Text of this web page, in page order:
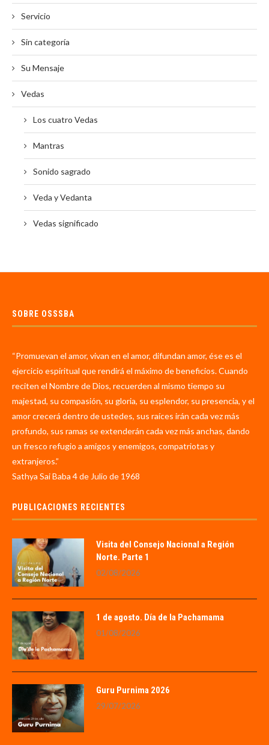
Servicio
Sin categoría
Su Mensaje
Vedas
Los cuatro Vedas
Mantras
Sonido sagrado
Veda y Vedanta
Vedas significado
SOBRE OSSSBA
“Promuevan el amor, vivan en el amor, difundan amor, ése es el
ejercicio espiritual que rendirá el máximo de beneficios. Cuando
reciten el Nombre de Dios, recuerden al mismo tiempo su
majestad, su compasión, su gloria, su esplendor, su presencia, y el
amor crecerá dentro de ustedes, sus raíces irán cada vez más
profundo, sus ramas se extenderán cada vez más anchas, dando
un fresco refugio a amigos y enemigos, compatriotas y
extranjeros.”
Sathya Sai Baba 4 de Julio de 1968
PUBLICACIONES RECIENTES
Visita del Consejo Nacional a Región
Norte. Parte 1
02/08/2026
1 de agosto. Día de la Pachamama
01/08/2026
Guru Purnima 2026
29/07/2026